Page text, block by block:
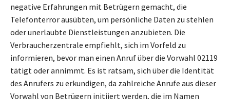
negative Erfahrungen mit Betrügern gemacht, die
Telefonterror ausübten, um persönliche Daten zu stehlen
oder unerlaubte Dienstleistungen anzubieten. Die
Verbraucherzentrale empfiehlt, sich im Vorfeld zu
informieren, bevor man einen Anruf über die Vorwahl 02119
tätigt oder annimmt. Es ist ratsam, sich über die Identität
des Anrufers zu erkundigen, da zahlreiche Anrufe aus dieser
Vorwahl von Betrügern initiiert werden, die im Namen